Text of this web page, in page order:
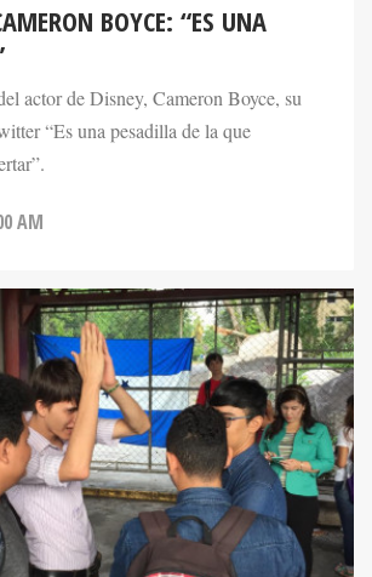
BOYCE: “ES UNA
actor de Disney, Cameron Boyce, su
“Es una pesadilla de la que
AM